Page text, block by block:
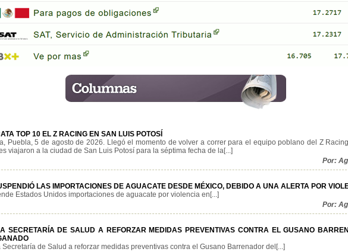
TOP 10 EL Z RACING EN SAN LUIS POTOSÍ
Puebla, 5 de agosto de 2026. Llegó el momento de volver a correr para el equipo poblano del Z
viajaron a la ciudad de San Luis Potosí para la séptima fecha de la[...]
Por:
LAS IMPORTACIONES DE AGUACATE DESDE MÉXICO, DEBIDO A UNA ALERTA POR
Estados Unidos importaciones de aguacate por violencia en[...]
Por:
SECRETARÍA DE SALUD A REFORZAR MEDIDAS PREVENTIVAS CONTRA EL GUSANO
Secretaría de Salud a reforzar medidas preventivas contra el Gusano Barrenador del[...]